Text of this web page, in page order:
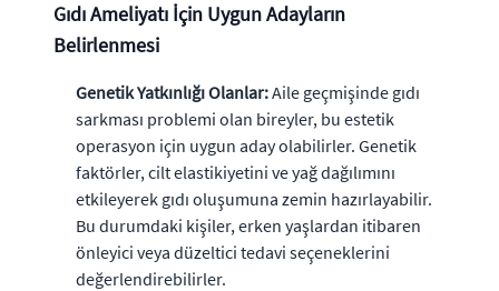
Gıdı Ameliyatı İçin Uygun Adayların
Belirlenmesi
Genetik Yatkınlığı Olanlar:Aile geçmişinde gıdı
sarkması problemi olan bireyler, bu estetik
operasyon için uygun aday olabilirler. Genetik
faktörler, cilt elastikiyetini ve yağ dağılımını
etkileyerek gıdı oluşumuna zemin hazırlayabilir.
Bu durumdaki kişiler, erken yaşlardan itibaren
önleyici veya düzeltici tedavi seçeneklerini
değerlendirebilirler.